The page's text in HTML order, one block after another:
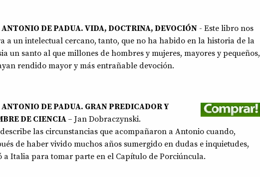
ANTONIO DE PADUA. VIDA, DOCTRINA, DEVOCIÓN- Este libro nos
a un intelectual cercano, tanto, que no ha habido en la historia de la
un santo al que millones de hombres y mujeres, mayores y pequeños,
rendido mayor y más entrañable devoción.
ANTONIO DE PADUA. GRAN PREDICADOR Y
DE CIENCIA– Jan Dobraczynski.
las circunstancias que acompañaron a Antonio cuando,
de haber vivido muchos años sumergido en dudas e inquietudes,
a Italia para tomar parte en el Capítulo de Porciúncula.